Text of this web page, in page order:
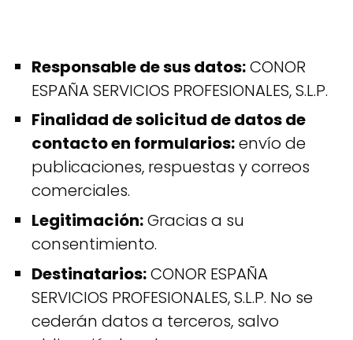
Responsable de sus datos:CONOR
ESPAÑA SERVICIOS PROFESIONALES, S.L.P.
Finalidad de solicitud de datos de
contacto en formularios:envío de
publicaciones, respuestas y correos
comerciales.
Legitimación:Gracias a su
consentimiento.
Destinatarios:CONOR ESPAÑA
SERVICIOS PROFESIONALES, S.L.P. No se
cederán datos a terceros, salvo